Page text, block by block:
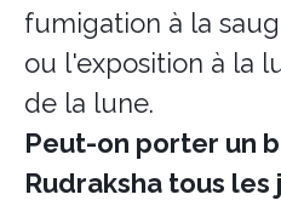
fumigation à la
ou l'exposition à la
de la lune.
Peut-on porter un
Rudraksha tous les